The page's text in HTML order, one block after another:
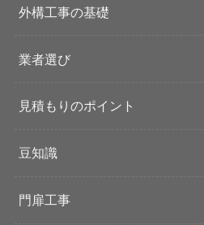
外構工事の基礎
業者選び
見積もりのポイント
豆知識
門扉工事